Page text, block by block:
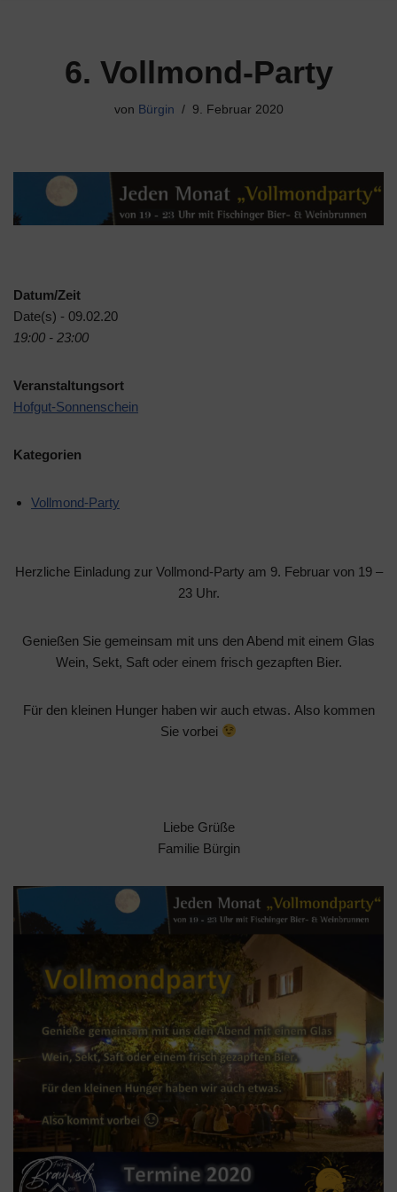
6. Vollmond-Party
von Bürgin 9. Februar 2020
Datum/Zeit
Date(s) - 09.02.20
19:00 - 23:00
Veranstaltungsort
Hofgut-Sonnenschein
Kategorien
Vollmond-Party
Herzliche Einladung zur Vollmond-Party am 9. Februar von 19 –
23 Uhr.
Genießen Sie gemeinsam mit uns den Abend mit einem Glas
Wein, Sekt, Saft oder einem frisch gezapften Bier.
Für den kleinen Hunger haben wir auch etwas. Also kommen
Sie vorbei
Liebe Grüße
Familie Bürgin